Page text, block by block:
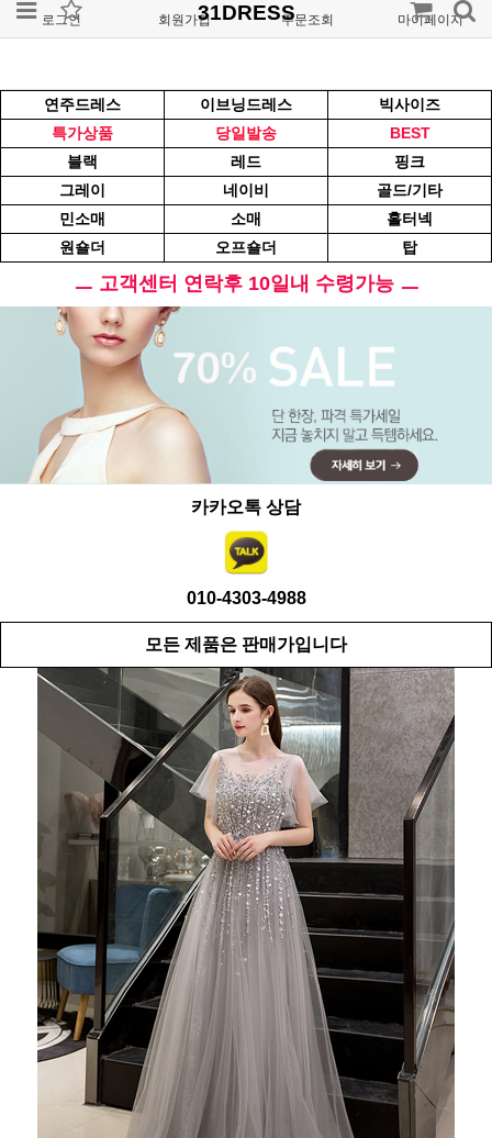
로그인 회원가입 주문조회 마이페이지
31DRESS
연주드레스 이브닝드레스
빅사이즈
특가상품
당일발송
BEST
블랙
레드
핑크
그레이
네이비
골드/기타
민소매
소매
홀터넥
원숄더
오프숄더 탑
ㅡ 고객센터 연락후 10일내 수령가능 ㅡ
카카오톡 상담
010-4303-4988
모든 제품은 판매가입니다